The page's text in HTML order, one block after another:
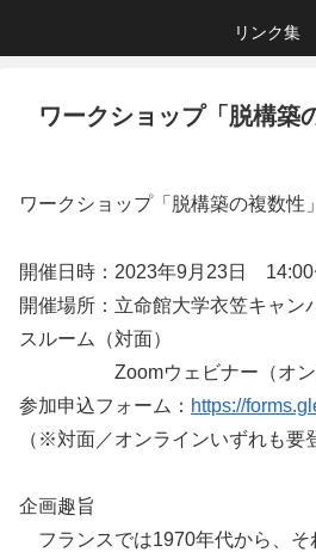
リンク集
ワークショップ「脱構築
ワークショップ「脱構築の複数性」
開催日時：2023年9月23日 14:00
開催場所：立命館大学衣笠キャン
スルーム（対面）
Zoomウェビナー（オンラ
参加申込フォーム： https://
（※対面／オンラインいずれも要
企画趣旨
フランスでは1970年代から、そ